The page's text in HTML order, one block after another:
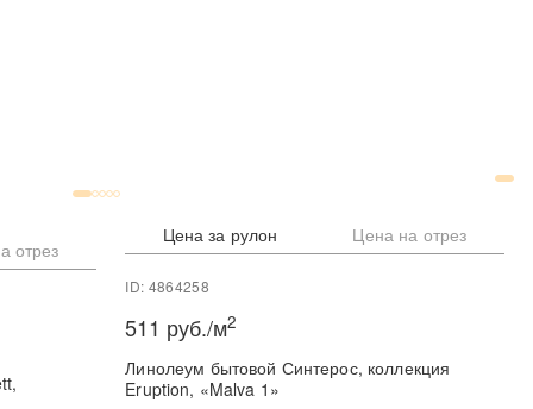
отрез
Цена за рулон Цена на отрез
ID: 4864258
511 руб./м2
Линолеум бытовой Синтерос, коллекция
Eruption, «Malva 1»